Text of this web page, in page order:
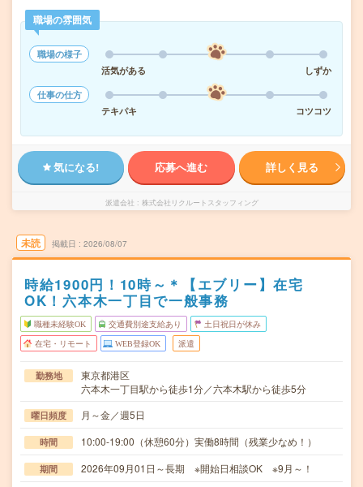
職場の雰囲気
職場の様子
活気がある
しずか
仕事の仕方
テキパキ
コツコツ
気になる! 応募へ進む 詳しく見る
派遣会社 株式会社リクルートスタッフィング
未読 掲載日 2026/08/07
時給1900円！10時～＊【エブリー】在宅
OK！六本木一丁目で一般事務
職種未経験OK 交通費別途支給あり 土日祝日が休み
在宅・リモート WEB登録OK 派遣
勤務地
東京都港区
六本木一丁目駅から徒歩1分／六本木駅から徒歩5分
曜日頻度 月～金／週5日
時間 10:00-19:00（休憩60分）実働8時間（残業少なめ！）
期間 2026年09月01日～長期 ※開始日相談OK ※9月～！